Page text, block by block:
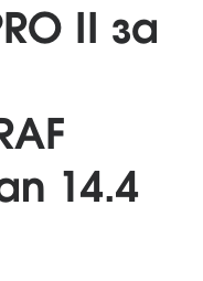
II за
14.4